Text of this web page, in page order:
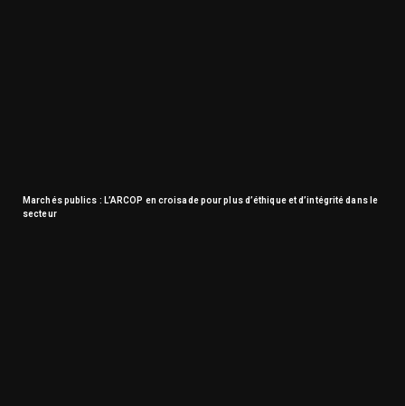
Marchés publics : L’ARCOP en croisade pour plus d’éthique et d’intégrité dans le
secteur